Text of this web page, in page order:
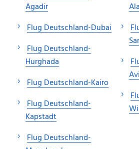
Agadir
Flug Deutschland-Dubai
Flug Deutschland-
Hurghada
Flug Deutschland-Kairo
Flug Deutschland-
Kapstadt
Flug Deutschland-